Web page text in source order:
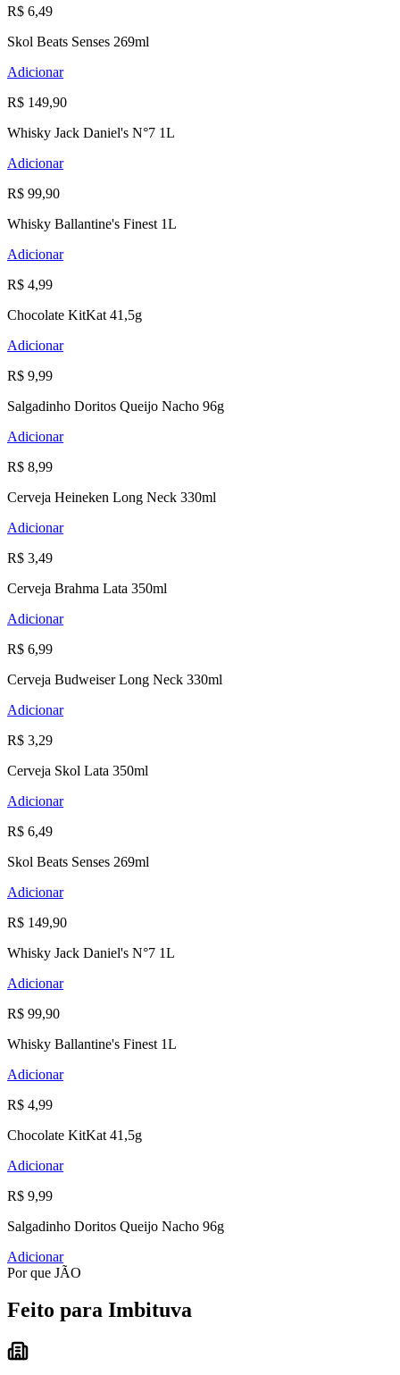
R$ 6,49
Skol Beats Senses 269ml
Adicionar
R$ 149,90
Whisky Jack Daniel's N°7 1L
Adicionar
R$ 99,90
Whisky Ballantine's Finest 1L
Adicionar
R$ 4,99
Chocolate KitKat 41,5g
Adicionar
R$ 9,99
Salgadinho Doritos Queijo Nacho 96g
Adicionar
R$ 8,99
Cerveja Heineken Long Neck 330ml
Adicionar
R$ 3,49
Cerveja Brahma Lata 350ml
Adicionar
R$ 6,99
Cerveja Budweiser Long Neck 330ml
Adicionar
R$ 3,29
Cerveja Skol Lata 350ml
Adicionar
R$ 6,49
Skol Beats Senses 269ml
Adicionar
R$ 149,90
Whisky Jack Daniel's N°7 1L
Adicionar
R$ 99,90
Whisky Ballantine's Finest 1L
Adicionar
R$ 4,99
Chocolate KitKat 41,5g
Adicionar
R$ 9,99
Salgadinho Doritos Queijo Nacho 96g
Adicionar
Por que JÃO
Feito para Imbituva